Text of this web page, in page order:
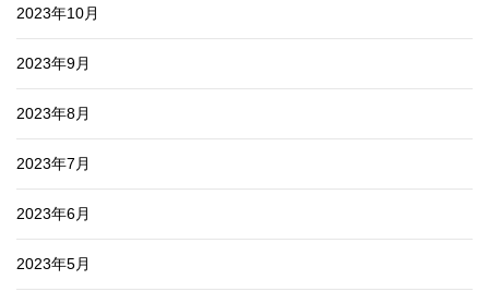
2023年10月
2023年9月
2023年8月
2023年7月
2023年6月
2023年5月